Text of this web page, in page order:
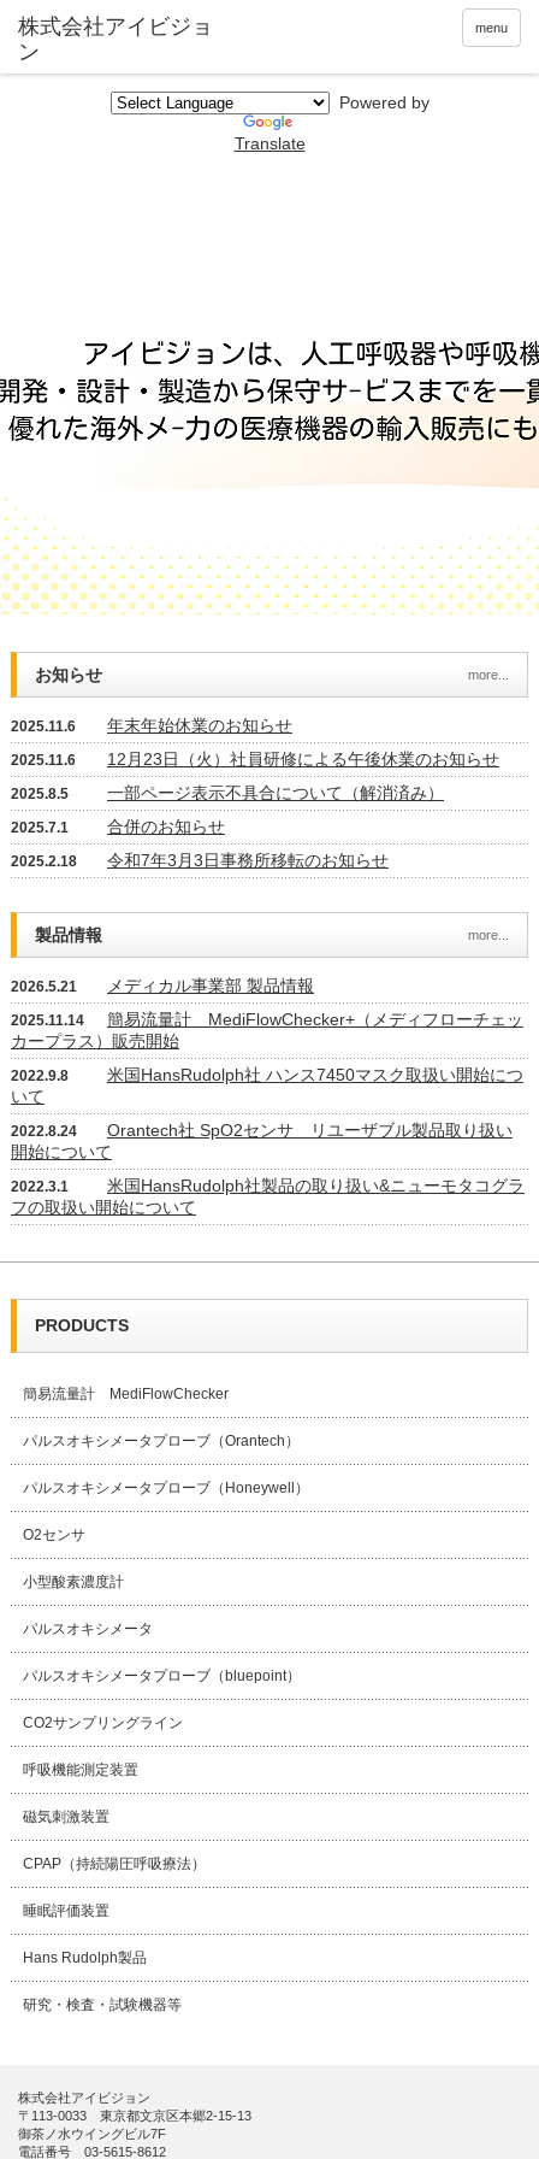
menu
Powered by
Translate
お知らせ more...
2025.11.6 年末年始休業のお知らせ
2025.11.6 12月23日（火）社員研修による午後休業のお知らせ
2025.8.5 一部ページ表示不具合について（解消済み）
2025.7.1 合併のお知らせ
2025.2.18 令和7年3月3日事務所移転のお知らせ
製品情報 more...
2026.5.21 メディカル事業部 製品情報
2025.11.14
簡易流量計 MediFlowChecker+（メディフローチェッ
カープラス）販売開始
2022.9.8
米国HansRudolph社 ハンス7450マスク取扱い開始につ
いて
2022.8.24
Orantech社 SpO2センサ リユーザブル製品取り扱い
開始について
2022.3.1
米国HansRudolph社製品の取り扱い&ニューモタコグラ
フの取扱い開始について
PRODUCTS
簡易流量計 MediFlowChecker
パルスオキシメータプローブ（Orantech）
パルスオキシメータプローブ（Honeywell）
O2センサ
小型酸素濃度計
パルスオキシメータ
パルスオキシメータプローブ（bluepoint）
CO2サンプリングライン
呼吸機能測定装置
磁気刺激装置
CPAP（持続陽圧呼吸療法）
睡眠評価装置
Hans Rudolph製品
研究・検査・試験機器等
株式会社アイビジョン
〒113-0033 東京都文京区本郷2-15-13
御茶ノ水ウイングビル7F
電話番号 03-5615-8612